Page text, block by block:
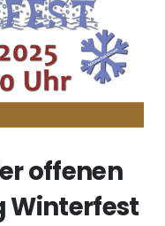
offenen
Winterfest